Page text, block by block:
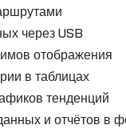
через USB
отображения
в таблицах
тенденций
и отчётов в